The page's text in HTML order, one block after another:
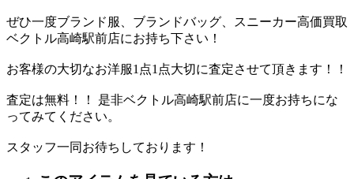
ぜひ一度ブランド服、ブランドバッグ、スニーカー高価買取
ベクトル高崎駅前店にお持ち下さい！
お客様の大切なお洋服1点1点大切に査定させて頂きます！！
査定は無料！！ 是非ベクトル高崎駅前店に一度お持ちにな
ってみてください。
スタッフ一同お待ちしております！